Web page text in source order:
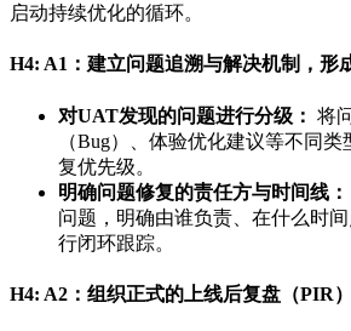
启动持续优化的循环。
H4: A1：建立问题追溯与解决机制，形
对UAT发现的问题进行分级： 将
（Bug）、体验优化建议等不同
复优先级。
明确问题修复的责任方与时间线：
问题，明确由谁负责、在什么时
行闭环跟踪。
H4: A2：组织正式的上线后复盘（PIR）